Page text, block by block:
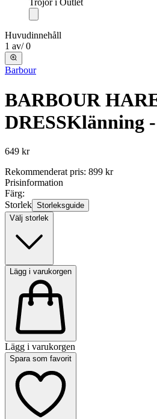
Tröjor i Outlet
Huvudinnehåll
1 av/ 0
Barbour
BARBOUR
DRESSKlänning
649 kr
Rekommenderat pris: 899 kr
Prisinformation
Färg:
Storlek Storleksguide
Välj storlek
Lägg i varukorgen
Lägg i varukorgen
Spara som favorit